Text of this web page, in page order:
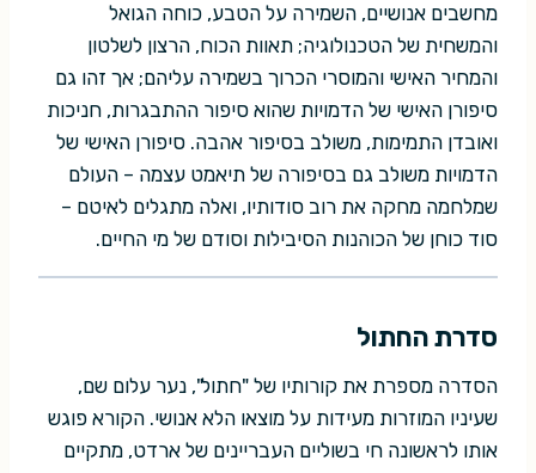
מחשבים אנושיים, השמירה על הטבע, כוחה הגואל
והמשחית של הטכנולוגיה; תאוות הכוח, הרצון לשלטון
והמחיר האישי והמוסרי הכרוך בשמירה עליהם; אך זהו גם
סיפורן האישי של הדמויות שהוא סיפור ההתבגרות, חניכות
ואובדן התמימות, משולב בסיפור אהבה. סיפורן האישי של
הדמויות משולב גם בסיפורה של תיאמט עצמה – העולם
שמלחמה מחקה את רוב סודותיו, ואלה מתגלים לאיטם –
סוד כוחן של הכוהנות הסיבילות וסודם של מי החיים.
סדרת החתול
הסדרה מספרת את קורותיו של "חתול", נער עלום שם,
שעיניו המוזרות מעידות על מוצאו הלא אנושי. הקורא פוגש
אותו לראשונה חי בשוליים העבריינים של ארדט, מתקיים